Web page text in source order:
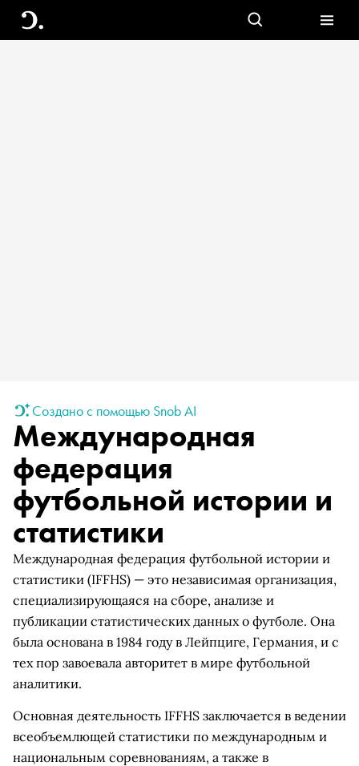
Создано с помощью Snob AI
Международная
федерация
футбольной истории и
статистики
Международная федерация футбольной истории и
статистики (IFFHS) — это независимая организация,
специализирующаяся на сборе, анализе и
публикации статистических данных о футболе. Она
была основана в 1984 году в Лейпциге, Германия, и с
тех пор завоевала авторитет в мире футбольной
аналитики.
Основная деятельность IFFHS заключается в ведении
всеобъемлющей статистики по международным и
национальным соревнованиям, а также в